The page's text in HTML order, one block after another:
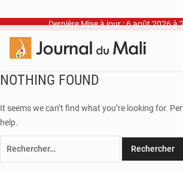
Dernière Mise à jour : 6 août 2026 à
NOTHING FOUND
It seems we can’t find what you’re looking for.
help.